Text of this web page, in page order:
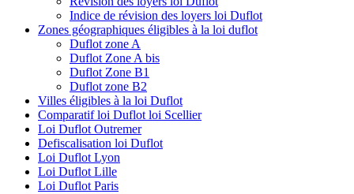
Indice de révision des loyers loi Duflot
Zones géographiques éligibles à la loi duflot
Duflot zone A
Duflot Zone A bis
Duflot Zone B1
Duflot zone B2
Villes éligibles à la loi Duflot
Comparatif loi Duflot loi Scellier
Loi Duflot Outremer
Defiscalisation loi Duflot
Loi Duflot Lyon
Loi Duflot Lille
Loi Duflot Paris